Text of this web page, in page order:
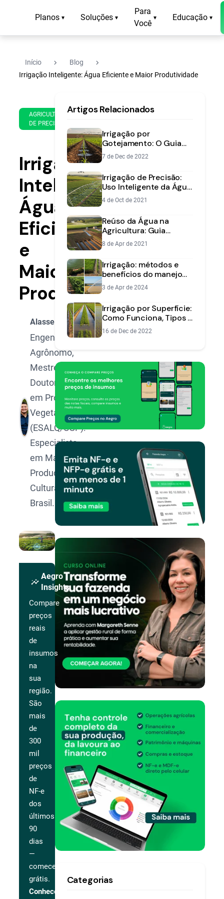
Planos ▾ Soluções ▾
Para
Você
▾ Educação ▾
Início navigate_next Blog navigate_next
Irrigação Inteligente: Água Eficiente e Maior Produtividade
AGRICULTURA
DE PRECISÃO
de
de
2025
min
leitura
Irrigação
Inteligente:
Água
Eficiente
e
Maior
Produtividade
Alasse Oliveira
Engenheiro
Agrônomo,
Mestre e
Doutorando
em Produção
Vegetal pela
(ESALQ/USP).
Especialista
em Manejo e
Produção de
Culturas no
Brasil.
insights
Aegro
Insights
Compare
preços
reais
de
insumos
na
sua
região.
São
mais
de
300
mil
preços
de
NF-e
dos
últimos
90
dias
—
comece
grátis.
Conhecer
Artigos Relacionados
Irrigação por
Gotejamento: O Guia
Completo para o
Produtor
7 de Dec de 2022
Irrigação de Precisão:
Uso Inteligente da Água
e Maior Produtividade
4 de Oct de 2021
Reúso da Água na
Agricultura: Guia
Prático com 7 Técnicas
para sua Fazenda
8 de Apr de 2021
Irrigação: métodos e
benefícios do manejo
da água
3 de Apr de 2024
Irrigação por Superfície:
Como Funciona, Tipos e
Quando Vale a Pena
16 de Dec de 2022
Categorias